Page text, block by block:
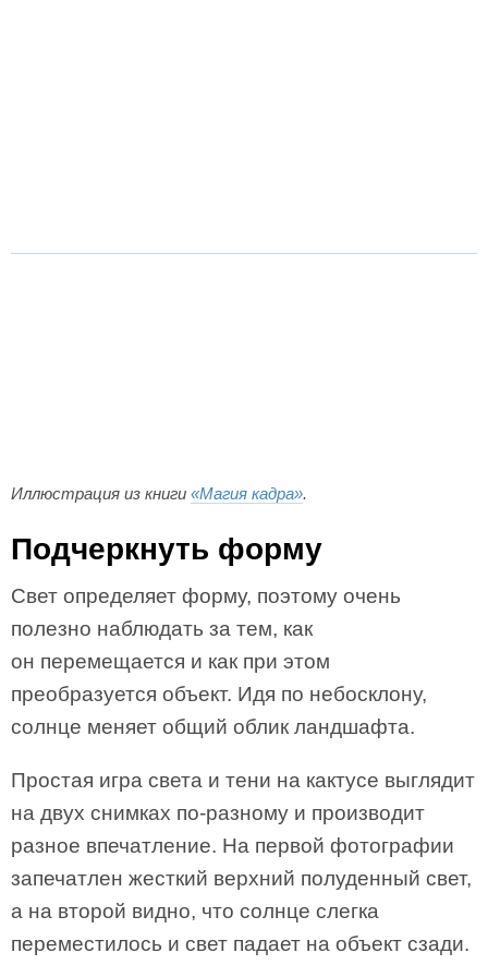
Иллюстрация из книги «Магия кадра».
Подчеркнуть форму
Свет определяет форму, поэтому очень
полезно наблюдать за тем, как
он перемещается и как при этом
преобразуется объект. Идя по небосклону,
солнце меняет общий облик ландшафта.
Простая игра света и тени на кактусе выглядит
на двух снимках по-разному и производит
разное впечатление. На первой фотографии
запечатлен жесткий верхний полуденный свет,
а на второй видно, что солнце слегка
переместилось и свет падает на объект сзади.